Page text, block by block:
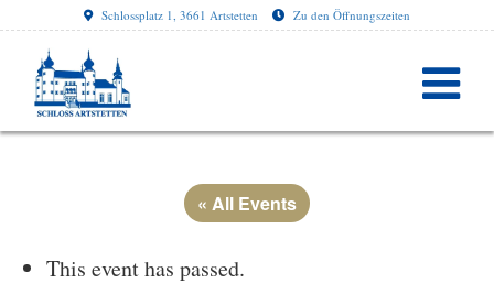
Schlossplatz 1, 3661 Artstetten Zu den Öffnungszeiten
« All Events
This event has passed.